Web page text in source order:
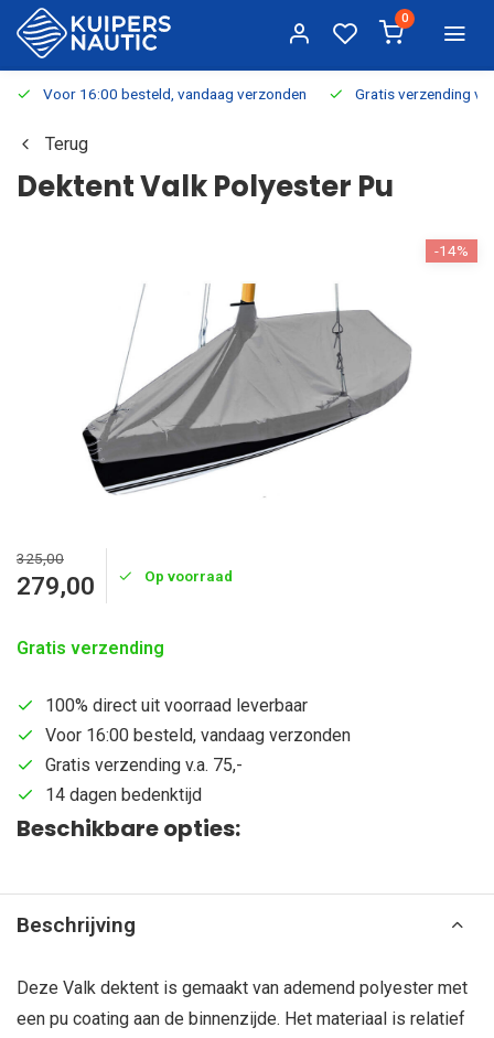
0
Voor 16:00 besteld, vandaag verzonden Gratis verzending
Terug
Dektent Valk Polyester Pu
-14%
325,00
279,00 Op voorraad
Gratis verzending
100% direct uit voorraad leverbaar
Voor 16:00 besteld, vandaag verzonden
Gratis verzending v.a. 75,-
14 dagen bedenktijd
Beschikbare opties:
Beschrijving
Deze Valk dektent is gemaakt van ademend polyester met
een pu coating aan de binnenzijde. Het materiaal is relatief